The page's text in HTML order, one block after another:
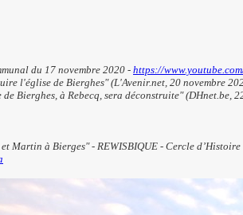
du 17 novembre 2020 - https://
l'église de Bierghes" (L'Avenir.net, 20 novembre
Bierghes, à Rebecq, sera déconstruite" (DHnet.be,
Martin à Bierges" - REWISBIQUE - Cercle